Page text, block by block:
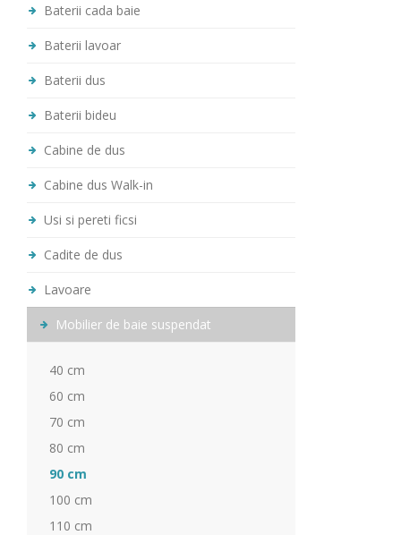
Baterii cada baie
Baterii lavoar
Baterii dus
Baterii bideu
Cabine de dus
Cabine dus Walk-in
Usi si pereti ficsi
Cadite de dus
Lavoare
Mobilier de baie suspendat
40 cm
60 cm
70 cm
80 cm
90 cm
100 cm
110 cm